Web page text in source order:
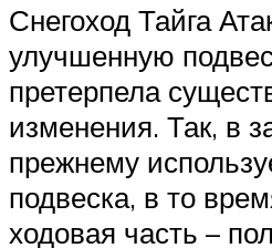
Снегоход Тайга
улучшенную
претерпела
изменения. Так, в
прежнему
подвеска, в то
ходовая часть –